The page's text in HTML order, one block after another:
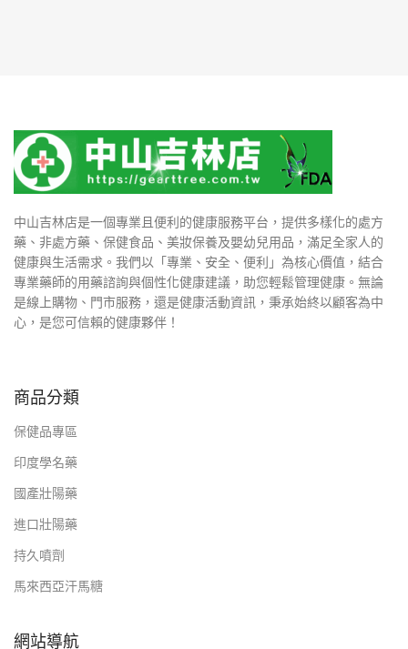
中山吉林店是一個專業且便利的健康服務平台，提供多樣化的處方
藥、非處方藥、保健食品、美妝保養及嬰幼兒用品，滿足全家人的
健康與生活需求。我們以「專業、安全、便利」為核心價值，結合
專業藥師的用藥諮詢與個性化健康建議，助您輕鬆管理健康。無論
是線上購物、門市服務，還是健康活動資訊，秉承始終以顧客為中
心，是您可信賴的健康夥伴！
商品分類
保健品專區
印度學名藥
國產壯陽藥
進口壯陽藥
持久噴劑
馬來西亞汗馬糖
網站導航